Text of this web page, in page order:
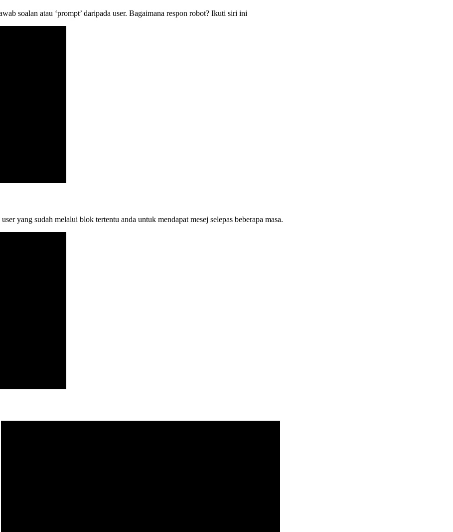
soalan atau ‘prompt’ daripada user. Bagaimana respon robot? Ikuti siri ini
yang sudah melalui blok tertentu anda untuk mendapat mesej selepas beberapa masa.